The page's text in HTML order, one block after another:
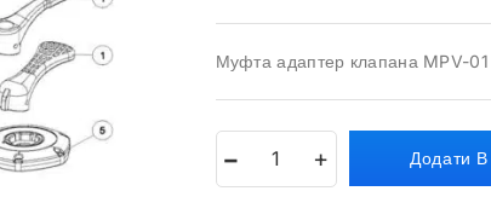
Муфта адаптер клапана MPV-01
Додати